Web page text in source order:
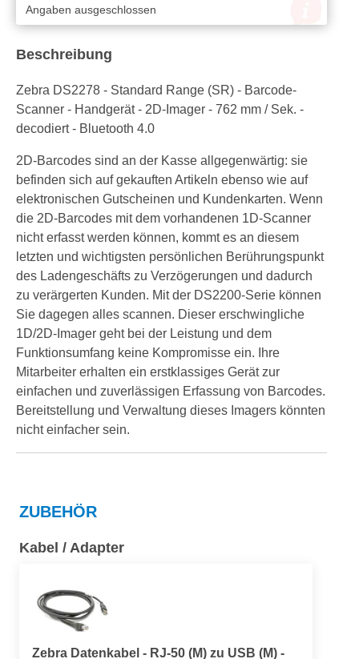
Angaben ausgeschlossen
Beschreibung
Zebra DS2278 - Standard Range (SR) - Barcode-
Scanner - Handgerät - 2D-Imager - 762 mm / Sek. -
decodiert - Bluetooth 4.0
2D-Barcodes sind an der Kasse allgegenwärtig: sie
befinden sich auf gekauften Artikeln ebenso wie auf
elektronischen Gutscheinen und Kundenkarten. Wenn
die 2D-Barcodes mit dem vorhandenen 1D-Scanner
nicht erfasst werden können, kommt es an diesem
letzten und wichtigsten persönlichen Berührungspunkt
des Ladengeschäfts zu Verzögerungen und dadurch
zu verärgerten Kunden. Mit der DS2200-Serie können
Sie dagegen alles scannen. Dieser erschwingliche
1D/2D-Imager geht bei der Leistung und dem
Funktionsumfang keine Kompromisse ein. Ihre
Mitarbeiter erhalten ein erstklassiges Gerät zur
einfachen und zuverlässigen Erfassung von Barcodes.
Bereitstellung und Verwaltung dieses Imagers könnten
nicht einfacher sein.
ZUBEHÖR
Kabel / Adapter
Zebra Datenkabel - RJ-50 (M) zu USB (M) -